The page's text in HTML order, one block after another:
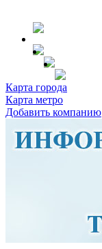
Карта города
Карта метро
Добавить компанию